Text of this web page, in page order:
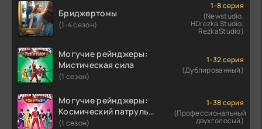
Бриджертоны
(1-4 сезон)
1-8 серия
(Newstudio,
HDrezka Studio,
RezkaStudio)
Могучие рейнджеры:
Мистическая сила
(1 сезон)
1-32 серия
(Дублированный)
Могучие рейнджеры:
Космический патруль
Дельта
(1 сезон)
1-38 серия
(Профессиональный
двухголосый)